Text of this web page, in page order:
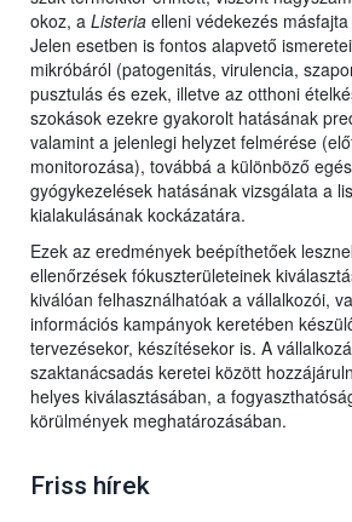
okoz, a Listeria elleni védekezés
Jelen esetben is fontos alapvető
mikróbáról (patogenitás, virulencia,
pusztulás és ezek, illetve az otthoni
szokások ezekre gyakorolt hatásának
valamint a jelenlegi helyzet felmérése
monitorozása), továbbá a különböző
gyógykezelések hatásának vizsgálata a
kialakulásának kockázatára.
Ezek az eredmények beépíthetőek
ellenőrzések fókuszterületeinek
kiválóan felhasználhatóak a vállalkozói,
információs kampányok keretében
tervezésekor, készítésekor is. A
szaktanácsadás keretei között
helyes kiválasztásában, a
körülmények meghatározásában.
Friss hírek